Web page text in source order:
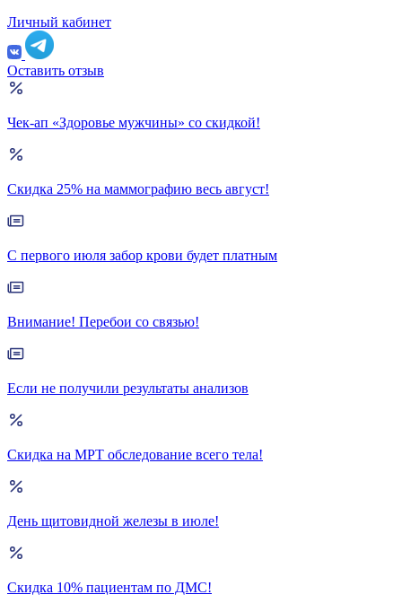
Личный кабинет
Оставить отзыв
Чек-ап «Здоровье мужчины» со скидкой!
Скидка 25% на маммографию весь август!
С первого июля забор крови будет платным
Внимание! Перебои со связью!
Если не получили результаты анализов
Скидка на МРТ обследование всего тела!
День щитовидной железы в июле!
Скидка 10% пациентам по ДМС!